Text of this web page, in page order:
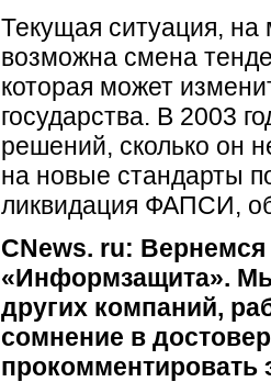
Текущая ситуация, на
возможна смена
которая может
государства. В 2003
решений, сколько он
на новые стандарты
ликвидация ФАПСИ,
CNews. ru: Вернемся
«Информзащита».
других компаний,
сомнение в
прокомментировать